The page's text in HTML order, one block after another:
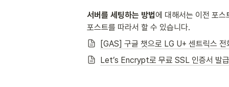
서버를 세팅하는 방법에 대해서는 이전 포
포스트를 따라서 할 수 있습니다.
[GAS] 구글 챗으로 LG U+ 센트릭스 전
Let’s Encrypt로 무료 SSL 인증서 발